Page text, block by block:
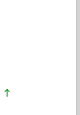
north